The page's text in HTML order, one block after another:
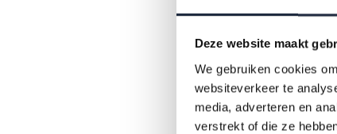
Deze website maakt
We gebruiken cookies
websiteverkeer te
media, adverteren en
verstrekt of die ze